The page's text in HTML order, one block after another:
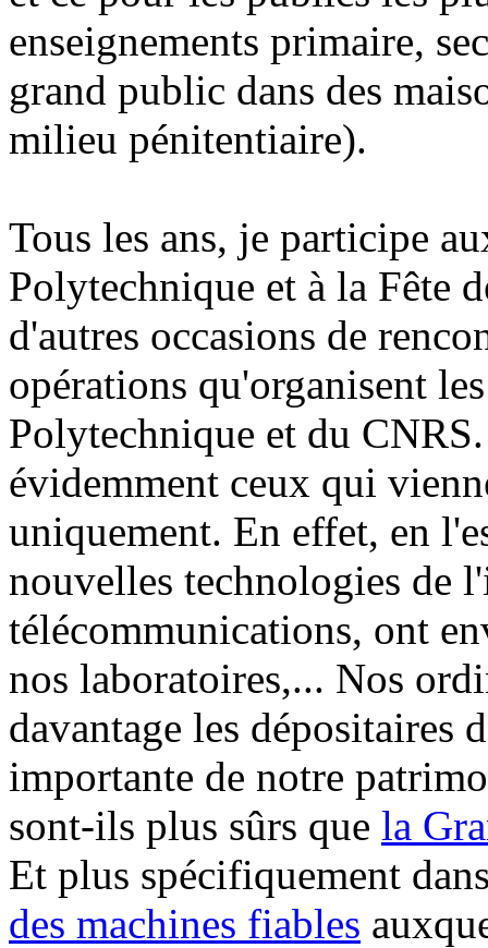
enseignements primaire,
grand public dans des
milieu pénitentiaire).
Tous les ans, je participe
Polytechnique et à la Fête
d'autres occasions de
opérations qu'organisent
Polytechnique et du
évidemment ceux qui
uniquement. En effet, en
nouvelles technologies de
télécommunications, ont
nos laboratoires,... Nos
davantage les dépositaires
importante de notre
sont-ils plus sûrs que la
Et plus spécifiquement
des machines fiables